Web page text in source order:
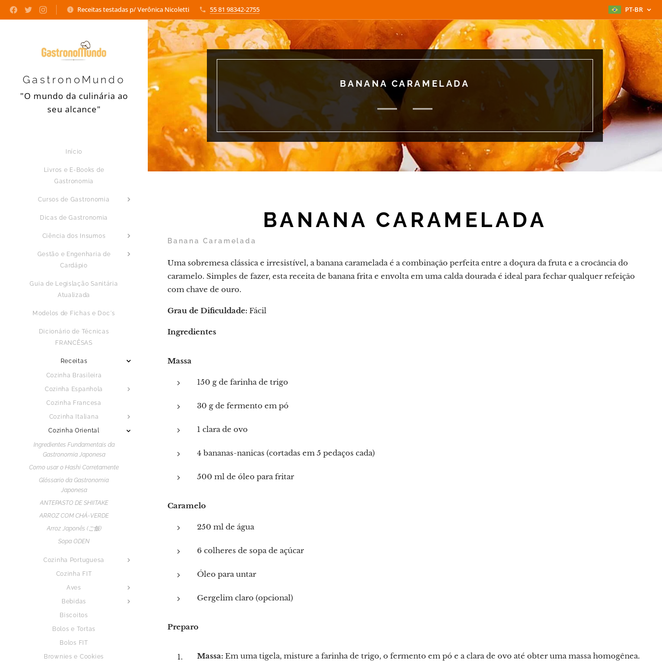
Receitas testadas p/ Verônica Nicoletti 55 81 98342-2755 PT-BR
GastronoMundo
"O mundo da culinária ao
seu alcance"
Início
Livros e E-Books de
Gastronomia
Cursos de Gastronomia
Dicas de Gastronomia
Ciência dos Insumos
Gestão e Engenharia de
Cardápio
Guia de Legislação Sanitária
Atualizada
Modelos de Fichas e Doc´s
Dicionário de Técnicas
FRANCÊSAS
Receitas
Cozinha Brasileira
Cozinha Espanhola
Cozinha Francesa
Cozinha Italiana
Cozinha Oriental
Ingredientes Fundamentais da
Gastronomia Japonesa
Como usar o Hashi Corretamente
Glóssario da Gastronomia
Japonesa
ANTEPASTO DE SHIITAKE
ARROZ COM CHÁ-VERDE
Arroz Japonês (ご飯)
Sopa ODEN
Cozinha Portuguesa
Cozinha FIT
Aves
Bebidas
Biscoitos
Bolos e Tortas
Bolos FIT
Brownies e Cookies
BANANA CARAMELADA
BANANA CARAMELADA
Banana Caramelada
Uma sobremesa clássica e irresistível, a banana caramelada é a combinação perfeita entre a doçura da fruta e a crocância do
caramelo. Simples de fazer, esta receita de banana frita e envolta em uma calda dourada é ideal para fechar qualquer refeição
com chave de ouro.
Grau de Dificuldade: Fácil
Ingredientes
Massa
150 g de farinha de trigo
30 g de fermento em pó
1 clara de ovo
4 bananas-nanicas (cortadas em 5 pedaços cada)
500 ml de óleo para fritar
Caramelo
250 ml de água
6 colheres de sopa de açúcar
Óleo para untar
Gergelim claro (opcional)
Preparo
Massa: Em uma tigela, misture a farinha de trigo, o fermento em pó e a clara de ovo até obter uma massa homogênea.